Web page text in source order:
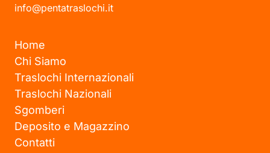
info@pentatraslochi.it
Home
Chi Siamo
Traslochi Internazionali
Traslochi Nazionali
Sgomberi
Deposito e Magazzino
Contatti